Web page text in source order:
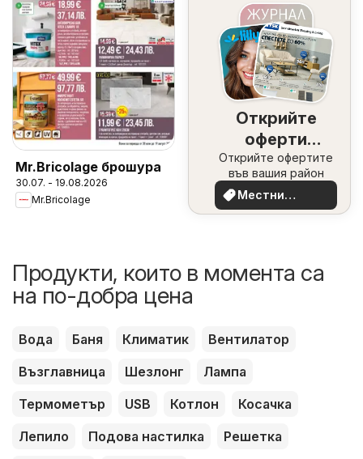
Mr.Bricolage брошура
30.07. - 19.08.2026
Mr.Bricolage
Открийте
оферти
наблизо
Открийте офертите
във вашия район
Местни
оферти
Продукти, които в момента са
на по-добра цена
Вода Баня Климатик
Вентилатор
Възглавница
Шезлонг
Лампа
Термометър
USB Котлон
Косачка
Лепило
Подова настилка
Решетка